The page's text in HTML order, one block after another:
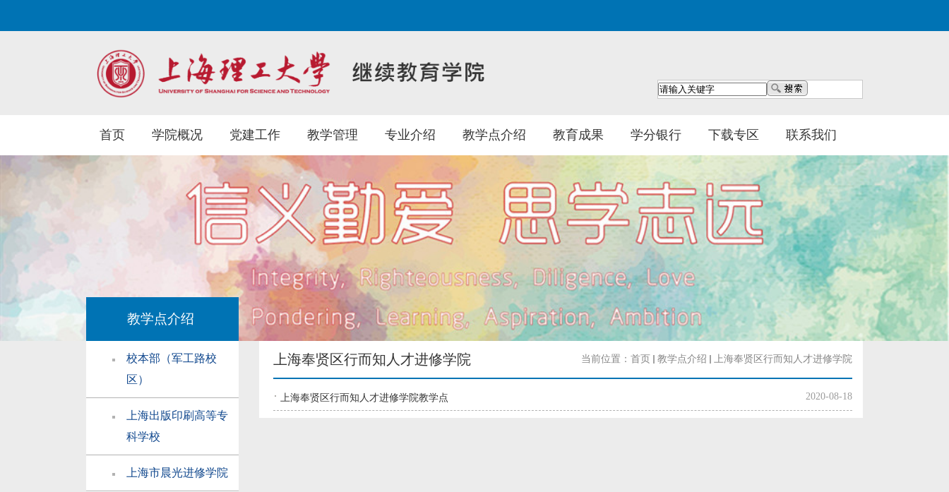
首页 学院概况 党建工作 教学管理 专业介绍 教学点介绍 教育成果 学分银行 下载专区 联系我们
教学点介绍
校本部（军工路校
区）
上海出版印刷高等专
科学校
上海市晨光进修学院
上海奉贤区行而知人才进修学院 当前位置： 首页 教学点介绍 上海奉贤区行而知人才进修学院
上海奉贤区行而知人才进修学院教学点 2020-08-18